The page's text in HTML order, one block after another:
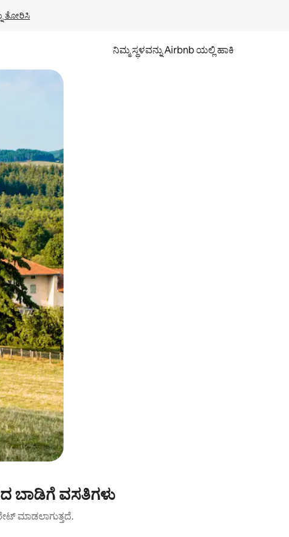
ತೋರಿಸಿ
ನಿಮ್ಮ ಸ್ಥಳವನ್ನು Airbnb ಯಲ್ಲಿ ಹಾಕಿ
ಬಾಡಿಗೆ ವಸತಿಗಳು
ರೇಟ್ ಮಾಡಲಾಗುತ್ತದೆ.